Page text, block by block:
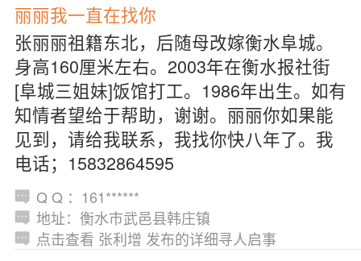
丽丽我一直在找你
张丽丽祖籍东北，后随母改嫁衡水阜城。
身高160厘米左右。2003年在衡水报社街
[阜城三姐妹]饭馆打工。1986年出生。如有
知情者望给于帮助，谢谢。丽丽你如果能
见到，请给我联系，我找你快八年了。我
电话；15832864595
Q Q ：161******
地址：衡水市武邑县韩庄镇
点击查看 张利增 发布的详细寻人启事